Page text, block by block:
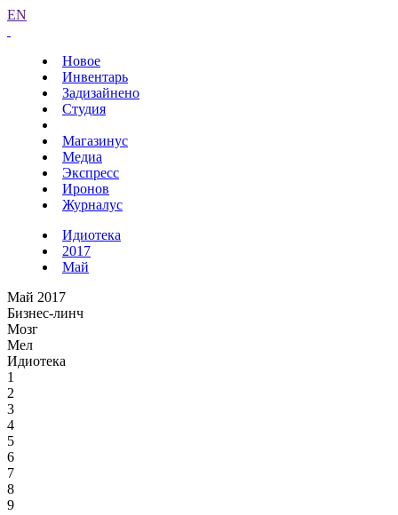
EN
Новое
Инвентарь
Задизайнено
Студия
Магазинус
Медиа
Экспресс
Иронов
Журналус
Идиотека
2017
Май
Май 2017
Бизнес-линч
Мозг
Мел
Идиотека
1
2
3
4
5
6
7
8
9